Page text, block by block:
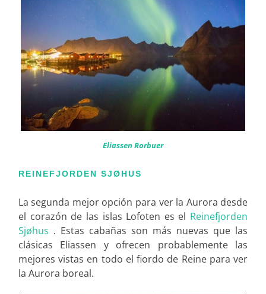
Eliassen Rorbuer
REINEFJORDEN SJØHUS
La segunda mejor opción para ver la Aurora desde
el corazón de las islas Lofoten es el Reinefjorden
Sjøhus . Estas cabañas son más nuevas que las
clásicas Eliassen y ofrecen probablemente las
mejores vistas en todo el fiordo de Reine para ver
la Aurora boreal.